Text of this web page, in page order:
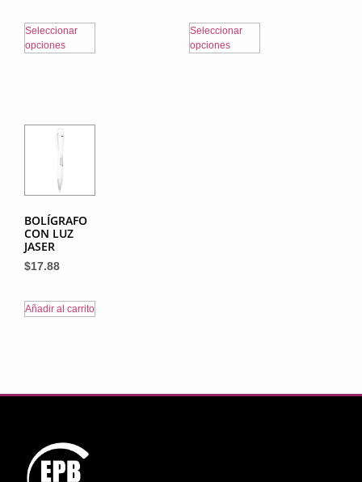
Seleccionar
opciones
Seleccionar
opciones
BOLÍGRAFO
CON LUZ
JASER
$17.88
Añadir al carrito